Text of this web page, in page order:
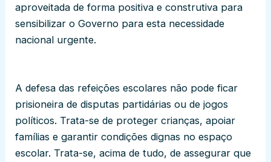
aproveitada de forma positiva e construtiva para
sensibilizar o Governo para esta necessidade
nacional urgente.
A defesa das refeições escolares não pode ficar
prisioneira de disputas partidárias ou de jogos
políticos. Trata-se de proteger crianças, apoiar
famílias e garantir condições dignas no espaço
escolar. Trata-se, acima de tudo, de assegurar que